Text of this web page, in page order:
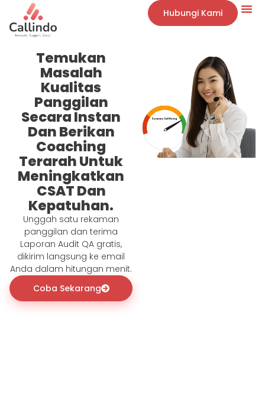
Hubungi Kami
Temukan
Masalah
Kualitas
Panggilan
Secara Instan
Dan Berikan
Coaching
Terarah Untuk
Meningkatkan
CSAT Dan
Kepatuhan.
Unggah satu rekaman
panggilan dan terima
Laporan Audit QA gratis,
dikirim langsung ke email
Anda dalam hitungan menit.
Coba Sekarang